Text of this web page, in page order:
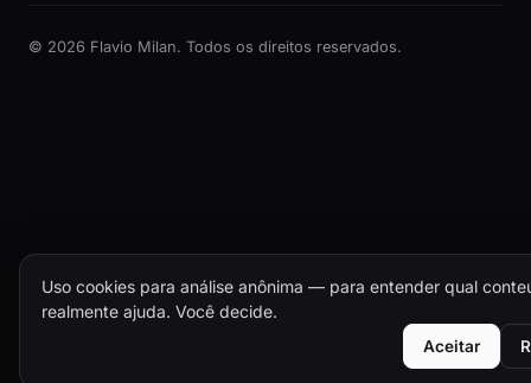
© 2026 Flavio Milan. Todos os direitos reservados.
Uso cookies para análise anônima — para entender qual
realmente ajuda. Você decide.
Aceitar